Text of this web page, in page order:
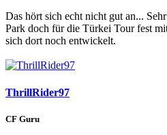
Das hört sich echt nicht gut an...
Park doch für die Türkei Tour fest
sich dort noch entwickelt.
ThrillRider97
CF Guru